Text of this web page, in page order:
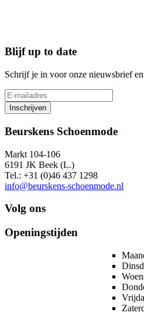
Blijf up to date
Schrijf je in voor onze nieuwsbrief
Inschrijven
Beurskens Schoenmode
Markt 104-106
6191 JK Beek (L.)
Tel.: +31 (0)46 437 1298
info@beurskens-schoenmode.nl
Volg ons
Openingstijden